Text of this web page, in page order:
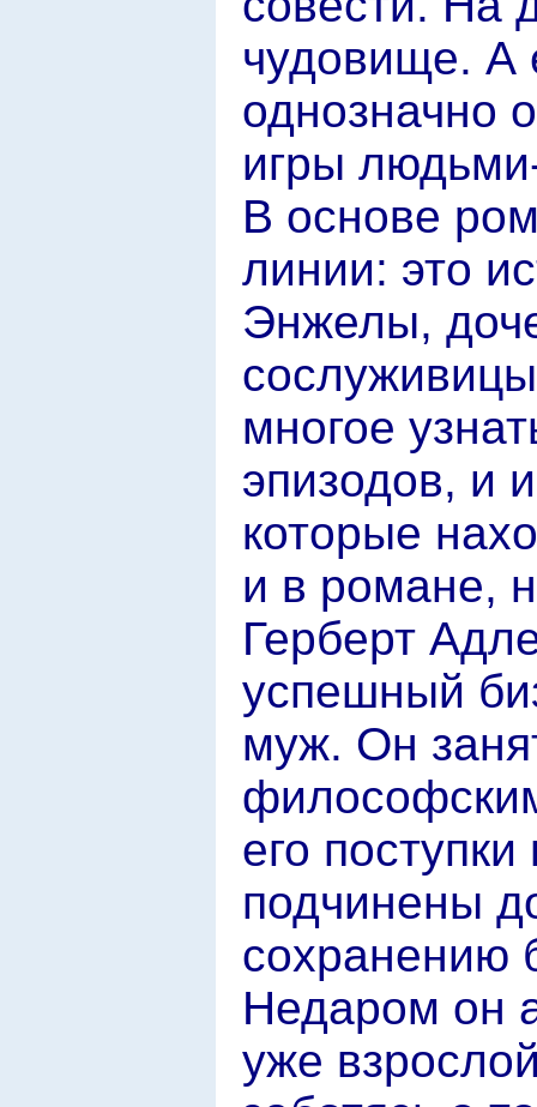
чудовище. А
однозначно
игры
В основе
линии: это
Энжелы,
многое
эпизодов, и
которые
и в романе,
Герберт
успешный
муж. Он
его
подчинены
сохранению
Недаром он
уже